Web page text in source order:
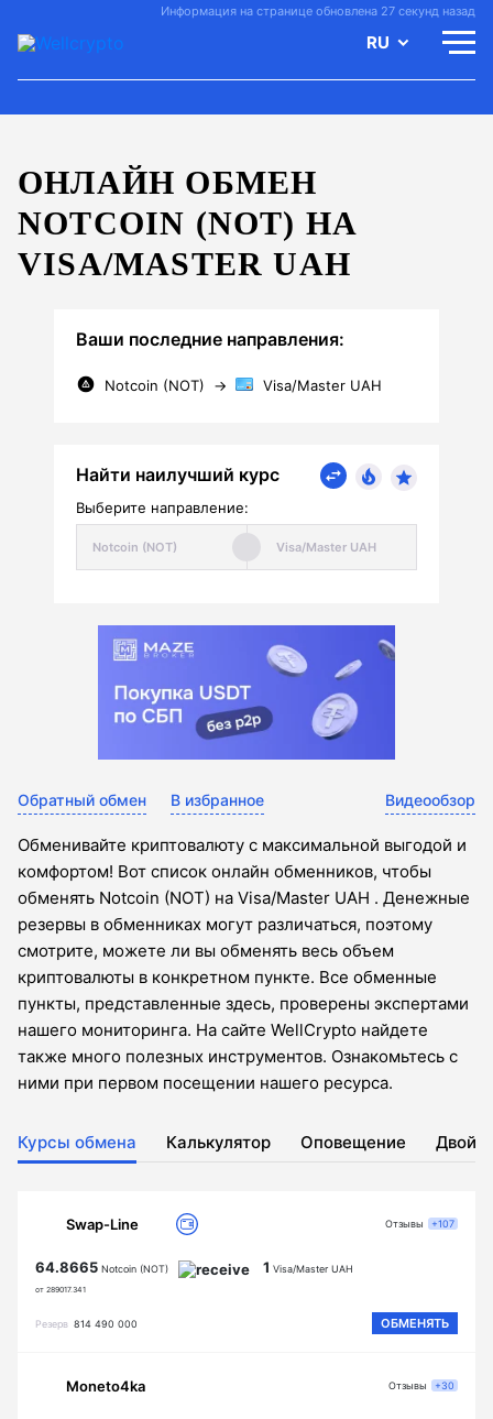
Информация на странице обновлена 27 секунд назад
RU
ОНЛАЙН ОБМЕН
NOTCOIN (NOT) НА
VISA/MASTER UAH
Ваши последние направления:
Notcoin (NOT) → Visa/Master UAH
Найти наилучший курс
Выберите направление:
Обратный обмен В избранное Видеообзор
Обменивайте криптовалюту с максимальной выгодой и
комфортом! Вот список онлайн обменников, чтобы
обменять Notcoin (NOT) на Visa/Master UAH . Денежные
резервы в обменниках могут различаться, поэтому
смотрите, можете ли вы обменять весь объем
криптовалюты в конкретном пункте. Все обменные
пункты, представленные здесь, проверены экспертами
нашего мониторинга. На сайте WellCrypto найдете
также много полезных инструментов. Ознакомьтесь с
ними при первом посещении нашего ресурса.
Курсы обмена Калькулятор Оповещение
Swap-Line
64.8665 Notcoin (NOT)
от 289017.341
1 Visa/Master UAH
Резерв 814 490 000 ОБМЕНЯТЬ
Отзывы +107
Moneto4ka Отзывы +30